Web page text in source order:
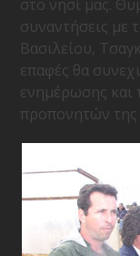
στο νησί μας.
συναντήσεις με
Βασιλείου,
επαφές θα
ενημέρωσης
προπονητών της